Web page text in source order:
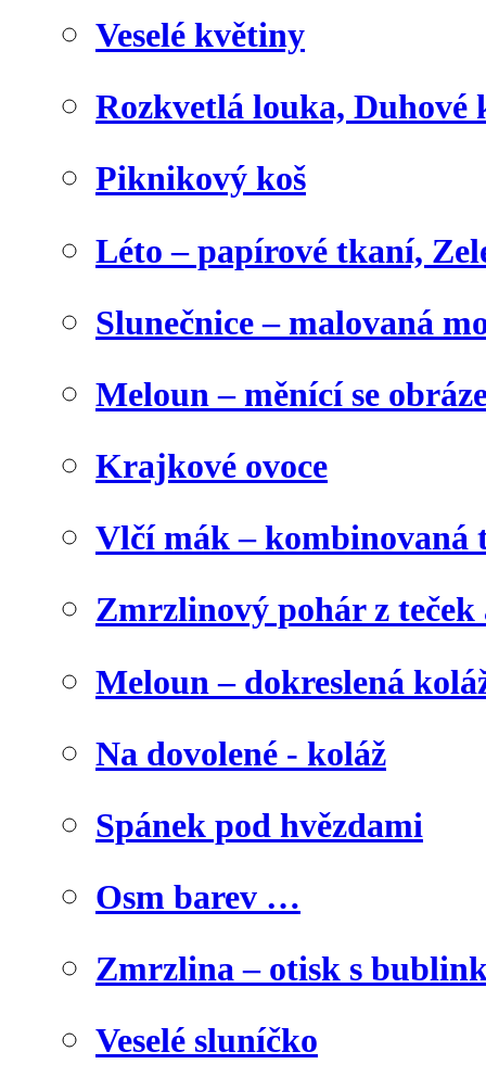
Veselé květiny
Rozkvetlá louka, Duhové
Piknikový koš
Léto – papírové tkaní,
Slunečnice – malovaná
Meloun – měnící se
Krajkové ovoce
Vlčí mák – kombinovaná
Zmrzlinový pohár z
Meloun – dokreslená
Na dovolené - koláž
Spánek pod hvězdami
Osm barev …
Zmrzlina – otisk s
Veselé sluníčko